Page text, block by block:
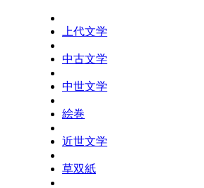
上代文学
中古文学
中世文学
絵巻
近世文学
草双紙